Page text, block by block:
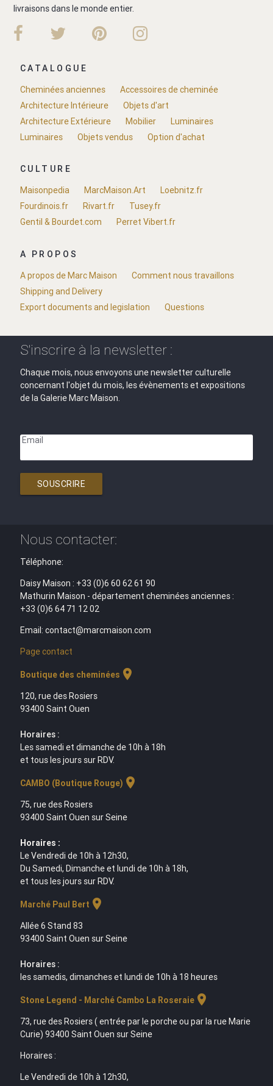
livraisons dans le monde entier.
CATALOGUE
Cheminées anciennes
Accessoires de cheminée
Architecture Intérieure
Objets d'art
Architecture Extérieure
Mobilier
Luminaires
Luminaires
Objets vendus Option d'achat
CULTURE
Maisonpedia
MarcMaison.Art
Loebnitz.fr
Fourdinois.fr
Rivart.fr
Tusey.fr
Gentil & Bourdet.com
Perret Vibert.fr
A PROPOS
A propos de Marc Maison
Comment nous travaillons
Shipping and Delivery
Export documents and legislation
Questions
S'inscrire à la newsletter :
Chaque mois, nous envoyons une newsletter culturelle
concernant l'objet du mois, les évènements et expositions
de la Galerie Marc Maison.
Email
SOUSCRIRE
Nous contacter:
Téléphone:
Daisy Maison : +33 (0)6 60 62 61 90
Mathurin Maison - département cheminées anciennes :
+33 (0)6 64 71 12 02
Email: contact@marcmaison.com
Page contact
Boutique des cheminées location_on
120, rue des Rosiers
93400 Saint Ouen
Horaires :
Les samedi et dimanche de 10h à 18h
et tous les jours sur RDV.
CAMBO (Boutique Rouge) location_on
75, rue des Rosiers
93400 Saint Ouen sur Seine
Horaires :
Le Vendredi de 10h à 12h30,
Du Samedi, Dimanche et lundi de 10h à 18h,
et tous les jours sur RDV.
Marché Paul Bert location_on
Allée 6 Stand 83
93400 Saint Ouen sur Seine
Horaires :
les samedis, dimanches et lundi de 10h à 18 heures
Stone Legend - Marché Cambo La Roseraielocation_on
73, rue des Rosiers ( entrée par le porche ou par la rue Marie
Curie) 93400 Saint Ouen sur Seine
Horaires :
Le Vendredi de 10h à 12h30,